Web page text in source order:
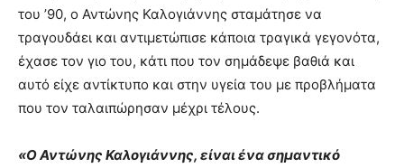
του ’90, ο Αντώνης Καλογιάννης σταμάτησε να
τραγουδάει και αντιμετώπισε κάποια τραγικά γεγονότα,
έχασε τον γιο του, κάτι που τον σημάδεψε βαθιά και
αυτό είχε αντίκτυπο και στην υγεία του με προβλήματα
που τον ταλαιπώρησαν μέχρι τέλους.
«Ο Αντώνης Καλογιάννης, είναι ένα σημαντικό